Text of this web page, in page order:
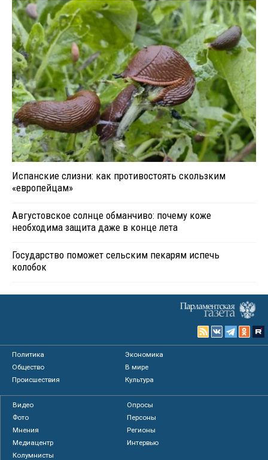
Испанские слизни: как противостоять скользким
«европейцам»
Августовское солнце обманчиво: почему коже
необходима защита даже в конце лета
Государство поможет сельским пекарям испечь
колобок
Политика
Экономика
Общество
В мире
Происшествия
Культура
Видео
Опросы
Фото
Персоны
Мнения
Регионы
Медиацентр
Интервью
Колумнисты